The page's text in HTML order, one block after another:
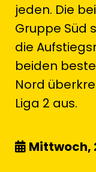
jeden. Die
Gruppe Süd
die
beiden
Nord
Liga 2 aus.
Mittwoch,